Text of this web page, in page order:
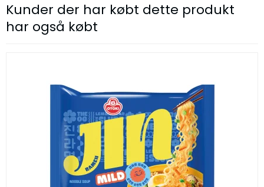
Kunder der har købt dette produkt
har også købt